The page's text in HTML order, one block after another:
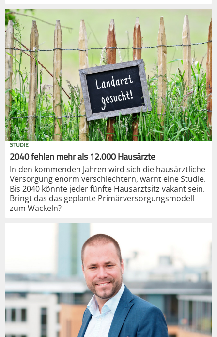
STUDIE
2040 fehlen mehr als 12.000 Hausärzte
In den kommenden Jahren wird sich die hausärztliche
Versorgung enorm verschlechtern, warnt eine Studie.
Bis 2040 könnte jeder fünfte Hausarztsitz vakant sein.
Bringt das das geplante Primärversorgungsmodell
zum Wackeln?